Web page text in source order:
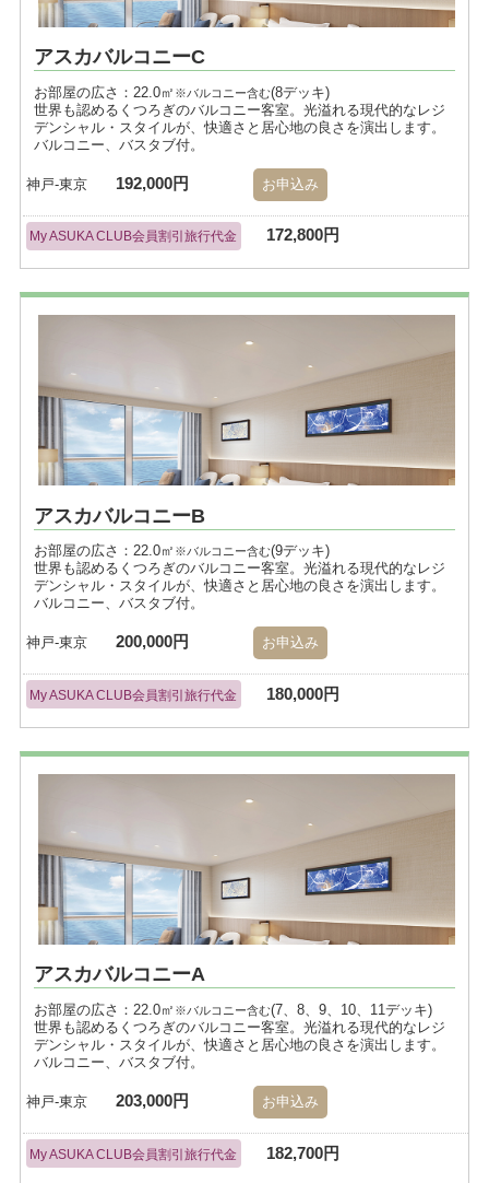
アスカバルコニーC
お部屋の広さ：22.0㎡ ※バルコニー含む(8デッキ)
世界も認めるくつろぎのバルコニー客室。光溢れる現代的なレジ
デンシャル・スタイルが、快適さと居心地の良さを演出します。
バルコニー、バスタブ付。
神戸-東京 192,000円 お申込み
My ASUKA CLUB会員割引旅行代金 172,800円
アスカバルコニーB
お部屋の広さ：22.0㎡ ※バルコニー含む(9デッキ)
世界も認めるくつろぎのバルコニー客室。光溢れる現代的なレジ
デンシャル・スタイルが、快適さと居心地の良さを演出します。
バルコニー、バスタブ付。
神戸-東京 200,000円 お申込み
My ASUKA CLUB会員割引旅行代金 180,000円
アスカバルコニーA
お部屋の広さ：22.0㎡ ※バルコニー含む(7、8、9、10、11デッキ)
世界も認めるくつろぎのバルコニー客室。光溢れる現代的なレジ
デンシャル・スタイルが、快適さと居心地の良さを演出します。
バルコニー、バスタブ付。
神戸-東京 203,000円 お申込み
My ASUKA CLUB会員割引旅行代金 182,700円